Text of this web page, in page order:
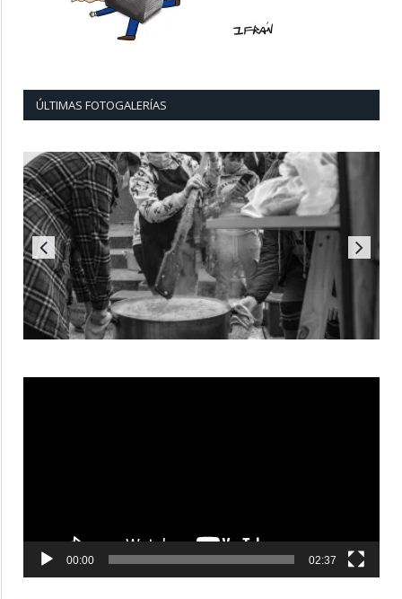
ÚLTIMAS FOTOGALERÍAS
00:00 02:37